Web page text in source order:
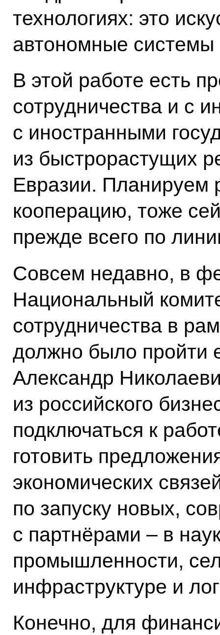
технологиях: это
автономные
В этой работе есть
сотрудничества и с
с иностранными
из быстрорастущих
Евразии. Планируем
кооперацию, тоже
прежде всего по
Совсем недавно, в
Национальный
сотрудничества в
должно было пройти
Александр
из российского
подключаться к
готовить
экономических
по запуску новых,
с партнёрами – в
промышленности,
инфраструктуре и
Конечно, для